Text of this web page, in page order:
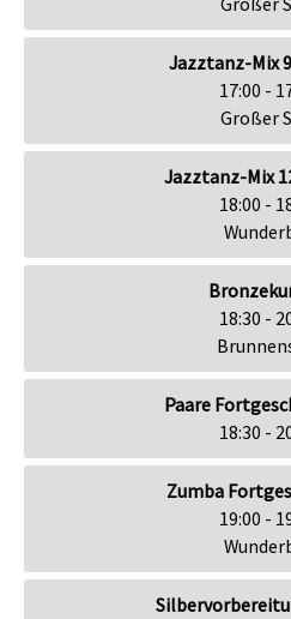
Jazztanz-Mix
17:00 -
Großer
Jazztanz-Mix
18:00 -
18:30 -
Paare
18:30 -
Zumba
19:00 -